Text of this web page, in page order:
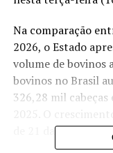
Na comparação
2026, o Estado
volume de bovinos
bovinos no Brasil
326,28 mil
de 21 das 27